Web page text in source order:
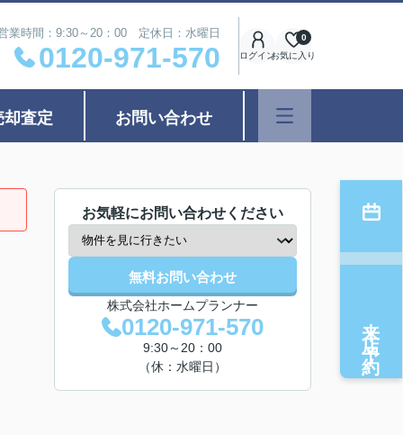
業時間：9:30～20：00 定休日：水曜日
0120-971-570 ログインお気に入り
0
却査定 お問い合わせ
お気軽にお問い合わせください
無料お問い合わせ
株式会社ホームプランナー
0120-971-570
9:30～20：00
（休：水曜日）
来店予約